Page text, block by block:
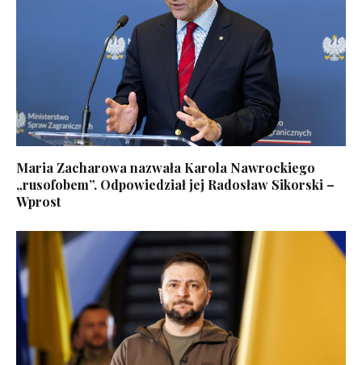
Maria Zacharowa nazwała Karola Nawrockiego
„rusofobem”. Odpowiedział jej Radosław Sikorski –
Wprost